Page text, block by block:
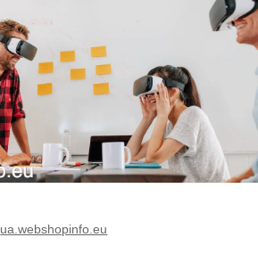
ua.webshopinfo.eu